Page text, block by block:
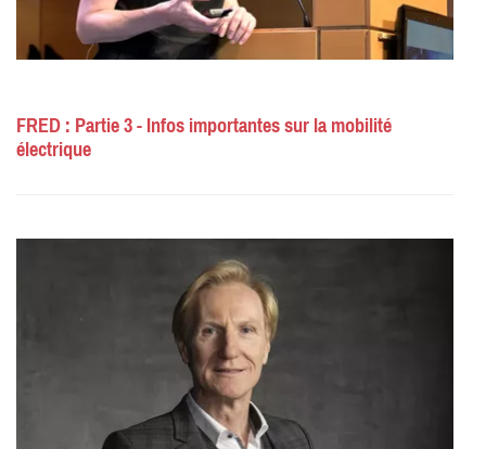
FRED : Partie 3 - Infos importantes sur la mobilité
électrique